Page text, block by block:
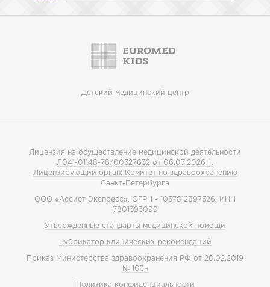
Детский медицинский центр
Лицензия на осуществление медицинской деятельности
Л041-01148-78/00327632 от 06.07.2026 г.
Лицензирующий орган: Комитет по здравоохранению
Санкт-Петербурга
ООО «Ассист Экспресс», ОГРН - 1057812897526, ИНН
7801393099
Утвержденные стандарты медицинской помощи
Рубрикатор клинических рекомендаций
Приказ Министерства здравоохранения РФ от 28.02.2019
№ 103н
Политика конфиденциальности